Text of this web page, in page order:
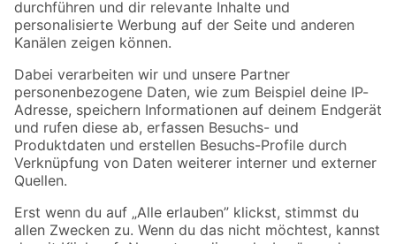
Folge uns
Zahlungsarten Versandarten
Sicher einkaufen